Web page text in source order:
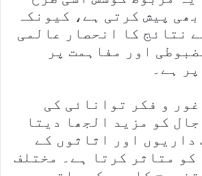
بھی پیش کرتی ہے، کیونکہ
نتائج کا انحصار عالمی
اور مفاہمت پر
ہے۔
غور و فکر توانائی کی
کو مزید الجھا دیتا
داریوں اور اثاثوں کے
کو متاثر کرتا ہے۔ مختلف